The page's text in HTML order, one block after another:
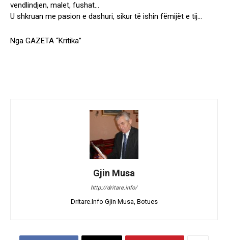
vendlindjen, malet, fushat…
U shkruan me pasion e dashuri, sikur të ishin fëmijët e tij…
Nga GAZETA “Kritika”
Gjin Musa
http://dritare.info/
Dritare.Info Gjin Musa, Botues